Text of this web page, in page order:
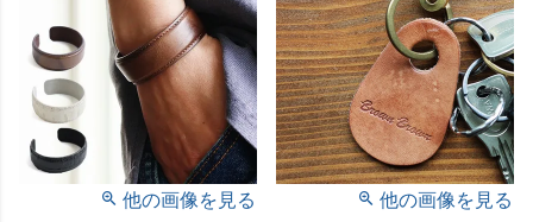
他の画像を見る 他の画像を見る